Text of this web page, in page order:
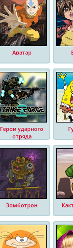
Аватар
Герои ударного
отряда
Зомботрон